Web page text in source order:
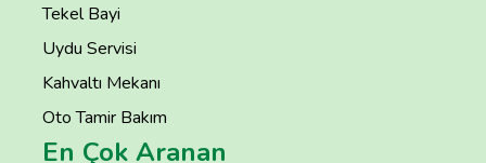
Tekel Bayi
Uydu Servisi
Kahvaltı Mekanı
Oto Tamir Bakım
En Çok Aranan